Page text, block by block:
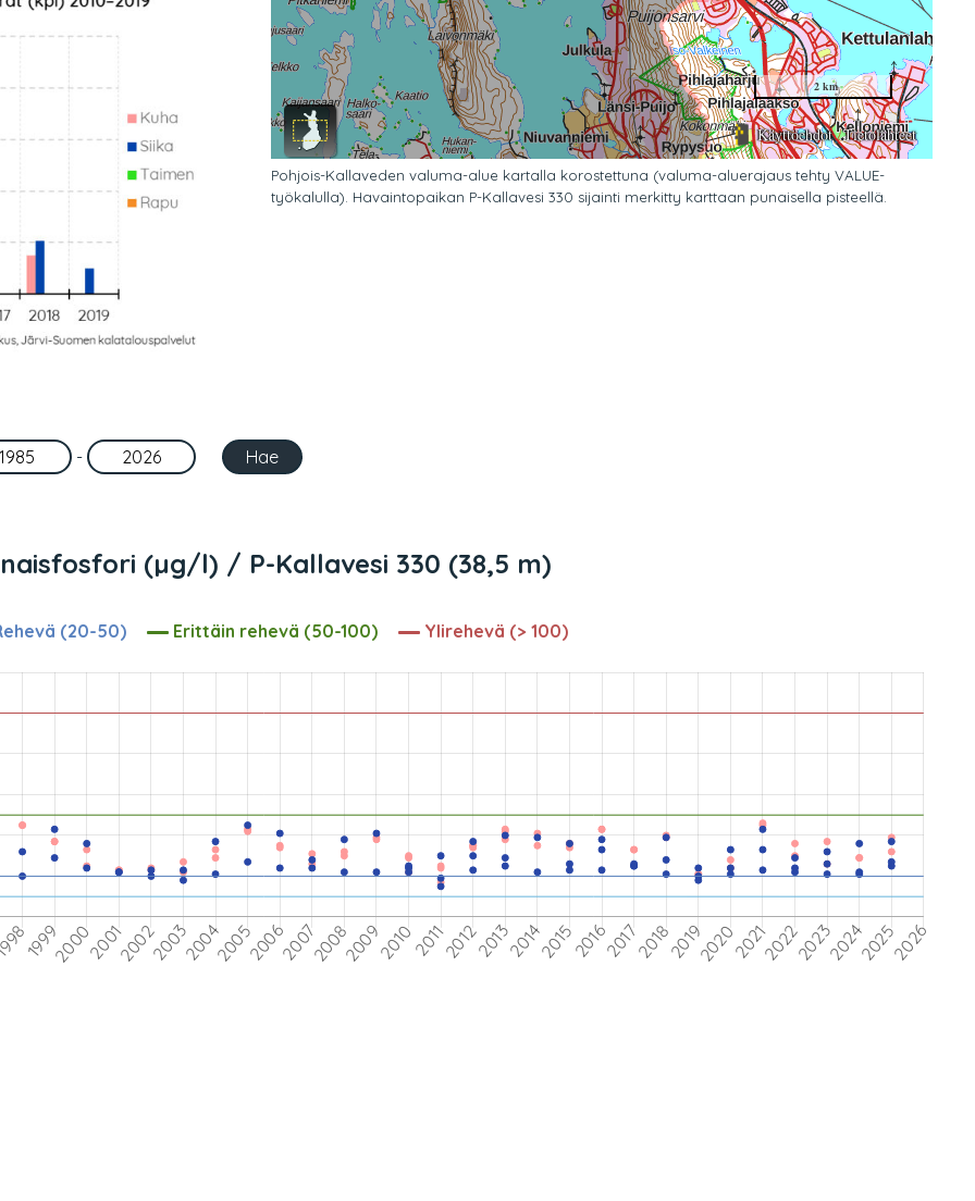
Pohjois-Kallaveden valuma-alue kartalla korostettuna (valuma-aluerajaus tehty VALUE-
työkalulla). Havaintopaikan P-Kallavesi 330 sijainti merkitty karttaan punaisella pisteellä.
-
(µg/l) / P-Kallavesi 330 (38,5 m)
(20-50) Erittäin rehevä (50-100) Ylirehevä (> 100)